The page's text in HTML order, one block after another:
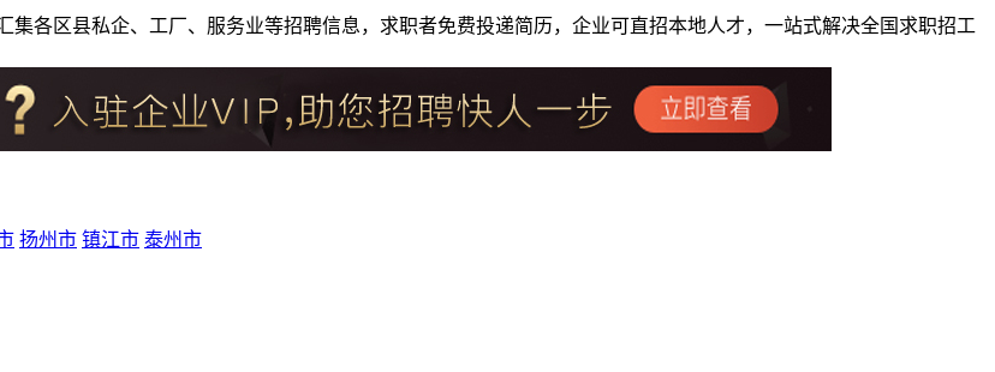
各区县私企、工厂、服务业等招聘信息，求职者免费投递简历，企业可直招本地人才，一站式解决全国求职招工
扬州市 镇江市 泰州市